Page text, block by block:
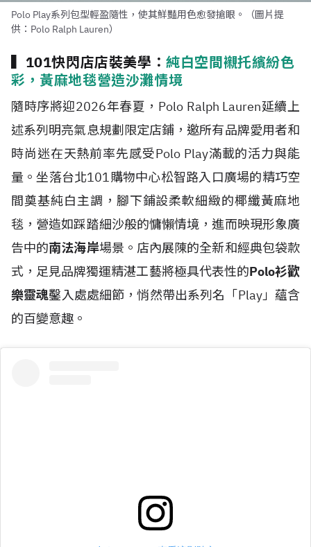
Polo Play系列包型輕盈隨性，使其鮮豔用色愈發搶眼。（圖片提
供：Polo Ralph Lauren）
▍101快閃店店裝美學：純白空間襯托繽紛色
彩，黃麻地毯營造沙灘情境
隨時序將迎2026年春夏，Polo Ralph Lauren延續上
述系列明亮氣息規劃限定店鋪，邀所有品牌愛用者和
時尚迷在天熱前率先感受Polo Play滿載的活力與能
量。坐落台北101購物中心松智路入口廣場的精巧空
間奠基純白主調，腳下鋪設柔軟細緻的椰纖黃麻地
毯，營造如踩踏細沙般的慵懶情境，進而映現形象廣
告中的南法海岸場景。店內展陳的全新和經典包袋款
式，足見品牌獨運精湛工藝將極具代表性的Polo衫歡
樂靈魂鑿入處處細節，悄然帶出系列名「Play」蘊含
的百變意趣。